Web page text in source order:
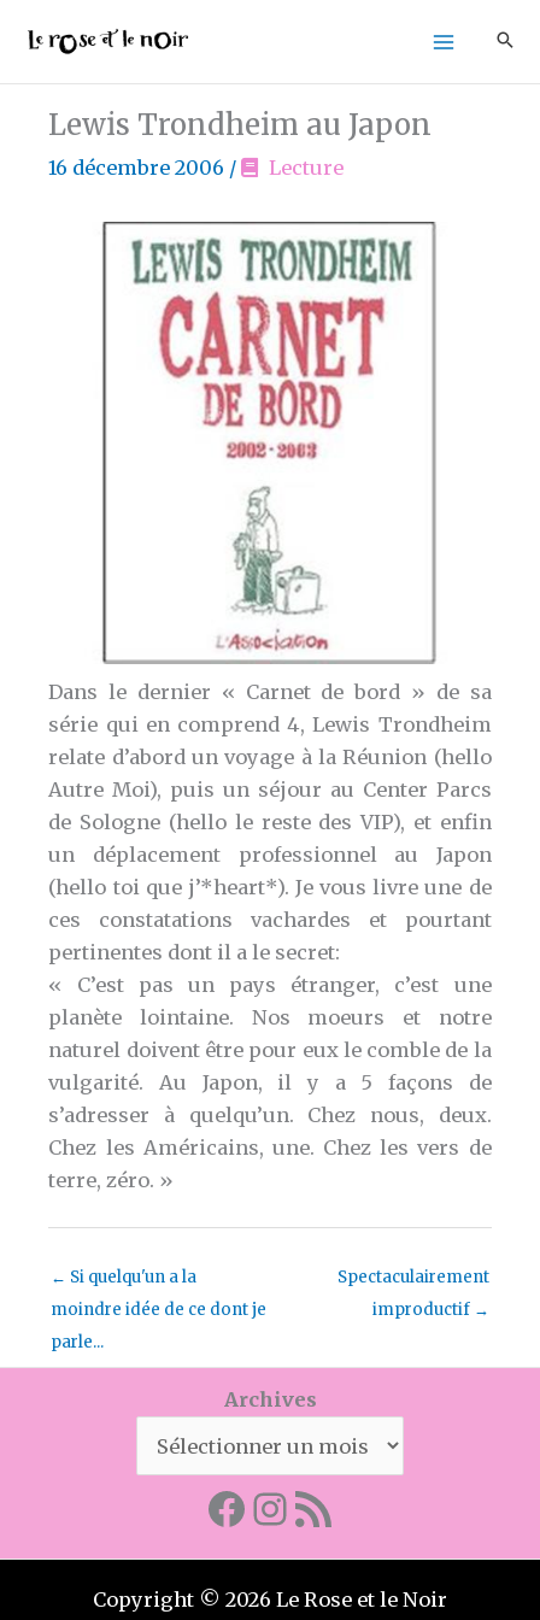
contenu
Lewis Trondheim au Japon
16 décembre 2006 / Lecture
Dans le dernier « Carnet de bord » de sa
série qui en comprend 4, Lewis Trondheim
relate d’abord un voyage à la Réunion (hello
Autre Moi), puis un séjour au Center Parcs
de Sologne (hello le reste des VIP), et enfin
un déplacement professionnel au Japon
(hello toi que j’*heart*). Je vous livre une de
ces constatations vachardes et pourtant
pertinentes dont il a le secret:
« C’est pas un pays étranger, c’est une
planète lointaine. Nos moeurs et notre
naturel doivent être pour eux le comble de la
vulgarité. Au Japon, il y a 5 façons de
s’adresser à quelqu’un. Chez nous, deux.
Chez les Américains, une. Chez les vers de
terre, zéro. »
← Si quelqu'un a la
moindre idée de ce dont je
parle...
Spectaculairement
improductif →
Archives
Facebook
Mon instagram
Abonnez-vous par RSS
Copyright © 2026 Le Rose et le Noir